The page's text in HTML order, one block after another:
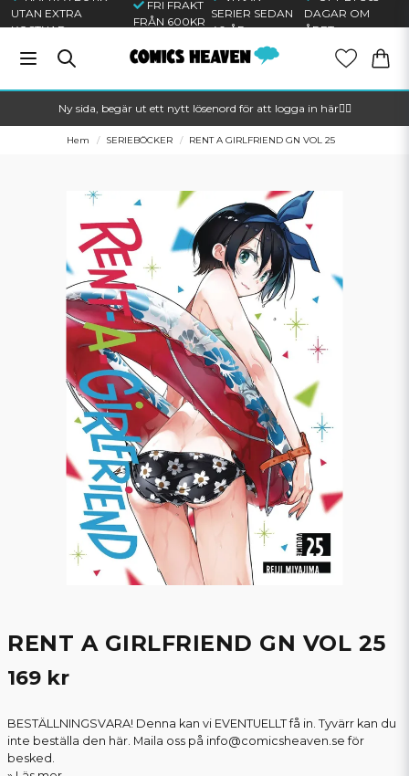
UTAN EXTRA
KOSTNAD
FRI FRAKT
FRÅN 600KR
SERIER SEDAN
40 ÅR
DAGAR OM
ÅRET
Ny sida, begär ut ett nytt lösenord för att logga in här🦸‍♂️
Hem SERIEBÖCKER RENT A GIRLFRIEND GN VOL 25
RENT A GIRLFRIEND GN VOL 25
169 kr
BESTÄLLNINGSVARA! Denna kan vi EVENTUELLT få in. Tyvärr kan du
inte beställa den här. Maila oss på info@comicsheaven.se för
besked.